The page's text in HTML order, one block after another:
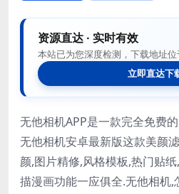
资源直达 · 实时有效
本站已为您深度检测，下载地址
立即直达下
无他相机APP是一款完全免费
无他相机安卓最新版这款美颜
颜,图片精修,风格模板,热门贴
描漫画功能一应俱全.无他相机,